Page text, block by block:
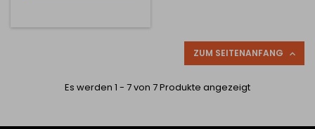
ZUM SEITENANFANG 
Es werden 1 - 7 von 7 Produkte angezeigt